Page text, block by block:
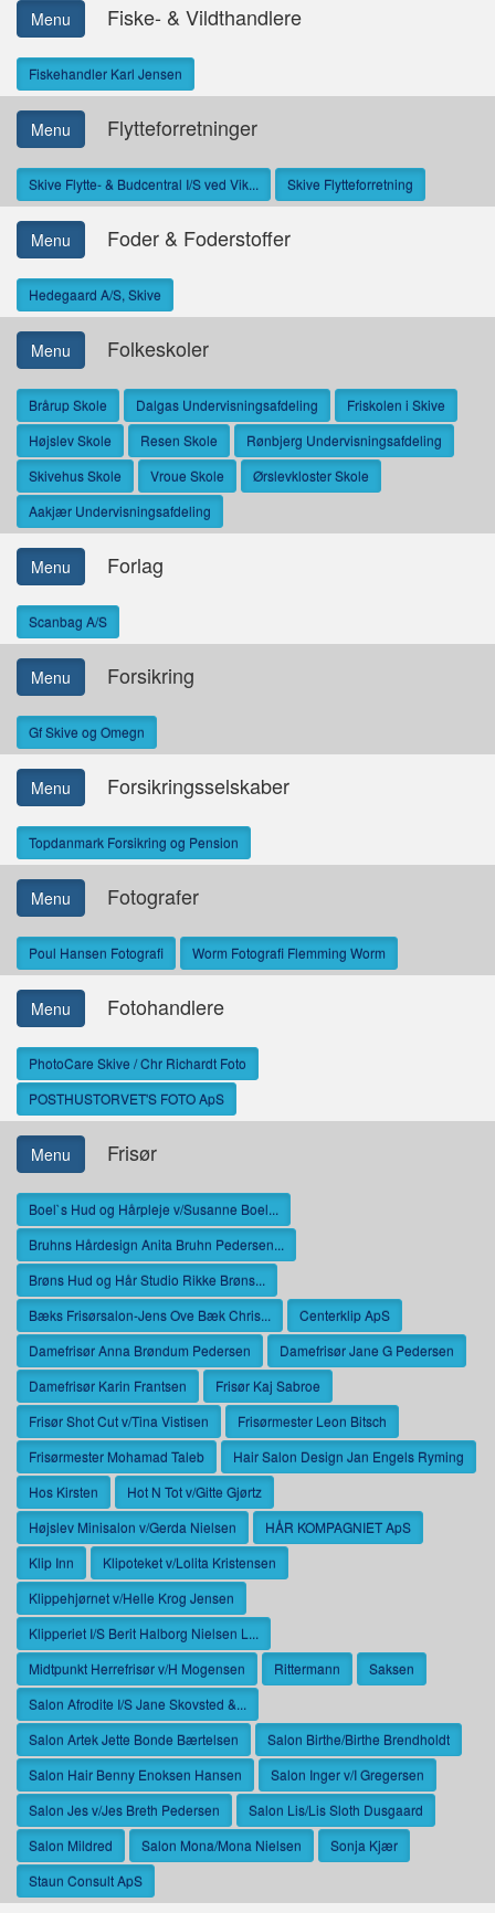
Menu Fiske- & Vildthandlere
Fiskehandler Karl Jensen
Menu Flytteforretninger
Skive Flytte- & Budcentral I/S ved Vik... Skive Flytteforretning
Menu Foder & Foderstoffer
Hedegaard A/S, Skive
Menu Folkeskoler
Brårup Skole Dalgas Undervisningsafdeling
Friskolen i Skive
Højslev Skole
Resen Skole
Rønbjerg Undervisningsafdeling
Skivehus Skole
Vroue Skole
Ørslevkloster Skole
Aakjær Undervisningsafdeling
Menu Forlag
Scanbag A/S
Menu Forsikring
Gf Skive og Omegn
Menu Forsikringsselskaber
Topdanmark Forsikring og Pension
Menu Fotografer
Poul Hansen Fotografi Worm Fotografi Flemming Worm
Menu Fotohandlere
PhotoCare Skive / Chr Richardt Foto
POSTHUSTORVET'S FOTO ApS
Menu Frisør
Boel`s Hud og Hårpleje v/Susanne Boel...
Bruhns Hårdesign Anita Bruhn Pedersen...
Brøns Hud og Hår Studio Rikke Brøns...
Bæks Frisørsalon-Jens Ove Bæk Chris...
Centerklip ApS
Damefrisør Anna Brøndum Pedersen
Damefrisør Jane G Pedersen
Damefrisør Karin Frantsen
Frisør Kaj Sabroe
Frisør Shot Cut v/Tina Vistisen
Frisørmester Leon Bitsch
Frisørmester Mohamad Taleb
Hair Salon Design Jan Engels Ryming
Hos Kirsten
Hot N Tot v/Gitte Gjørtz
Højslev Minisalon v/Gerda Nielsen
HÅR KOMPAGNIET ApS
Klip Inn
Klipoteket v/Lolita Kristensen
Klippehjørnet v/Helle Krog Jensen
Klipperiet I/S Berit Halborg Nielsen L...
Midtpunkt Herrefrisør v/H Mogensen
Rittermann
Saksen
Salon Afrodite I/S Jane Skovsted &...
Salon Artek Jette Bonde Bærtelsen
Salon Birthe/Birthe Brendholdt
Salon Hair Benny Enoksen Hansen
Salon Inger v/I Gregersen
Salon Jes v/Jes Breth Pedersen
Salon Lis/Lis Sloth Dusgaard
Salon Mildred
Salon Mona/Mona Nielsen
Sonja Kjær
Staun Consult ApS